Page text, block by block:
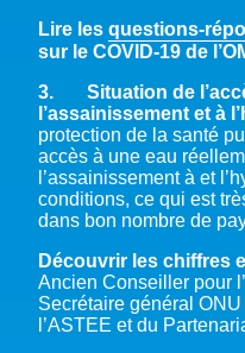
Lire les questions-
sur le COVID-19 de
3. Situation de
l’assainissement et à
protection de la santé
accès à une eau
l’assainissement à et
conditions, ce qui est
dans bon nombre de
Découvrir les chiffres
Ancien Conseiller pour
Secrétaire général
l’ASTEE et du